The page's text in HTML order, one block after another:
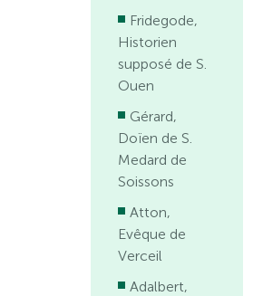
Fridegode,
Historien
supposé de S.
Ouen
Gérard,
Doïen de S.
Medard de
Soissons
Atton,
Evêque de
Verceil
Adalbert,